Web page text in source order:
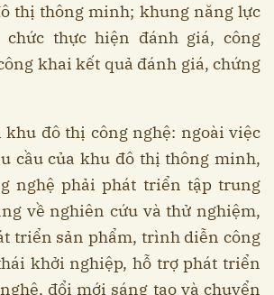
thị thông minh; khung năng lực
thực hiện đánh giá, công
khai kết quả đánh giá, chứng
khu đô thị công nghệ: ngoài việc
cầu của khu đô thị thông minh,
nghệ phải phát triển tập trung
về nghiên cứu và thử nghiệm,
triển sản phẩm, trình diễn công
khởi nghiệp, hỗ trợ phát triển
đổi mới sáng tạo và chuyển